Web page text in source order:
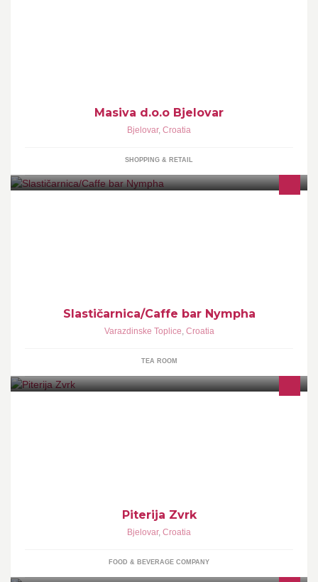
Masiva d.o.o Bjelovar
Bjelovar, Croatia
SHOPPING & RETAIL
Slastičarnica/Caffe bar Nympha
Varazdinske Toplice, Croatia
TEA ROOM
Piterija Zvrk
Bjelovar, Croatia
FOOD & BEVERAGE COMPANY